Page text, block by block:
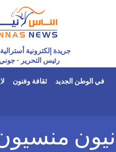
جريدة إلكترونية
رئيس التحرير -
في الوطن الجديد ثقافة وفنون